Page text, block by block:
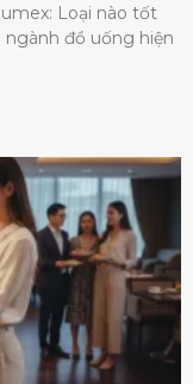
Loại nào tốt
ngành đồ uống hiện